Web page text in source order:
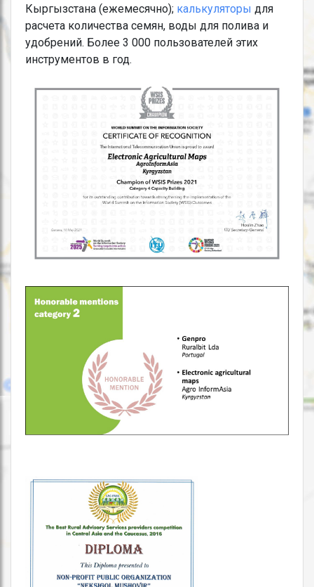
Кыргызстана (ежемесячно); калькуляторы для
расчета количества семян, воды для полива и
удобрений. Более 3 000 пользователей этих
инструментов в год.